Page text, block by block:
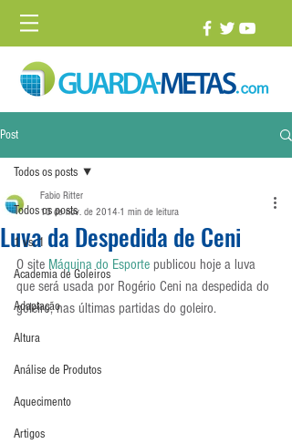
Post
Todos os posts
1 vs. 1
Academia de Goleiros
Adaptação
Altura
Análise de Produtos
Aquecimento
Artigos
Todos os posts
Luva da Despedida de Ceni
Fabio Ritter
13 de nov. de 2014 1 min de leitura
O site Máquina do Esporte publicou hoje a luva
que será usada por Rogério Ceni na despedida do
goleiro, nas últimas partidas do goleiro.